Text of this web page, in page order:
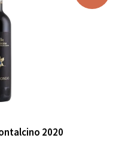
2020